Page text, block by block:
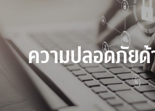
ความปลอดภัยด้